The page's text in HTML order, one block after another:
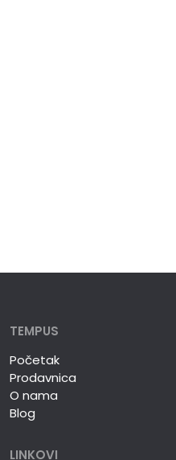
TEMPUS
Početak
Prodavnica
O nama
Blog
LINKOVI